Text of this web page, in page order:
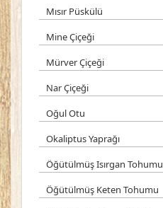
Mısır Püskülü
Mine Çiçeği
Mürver Çiçeği
Nar Çiçeği
Oğul Otu
Okaliptus Yaprağı
Öğütülmüş Isırgan Tohumu
Öğütülmüş Keten Tohumu